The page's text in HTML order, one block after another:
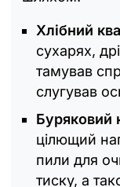
Хлібний
сухарях,
тамував
слугував
Буряковий
цілющий
пили для
тиску, а